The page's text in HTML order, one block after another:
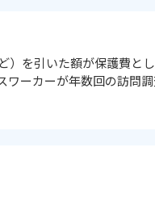
を引いた額が保護費と
ワーカーが年数回の訪問